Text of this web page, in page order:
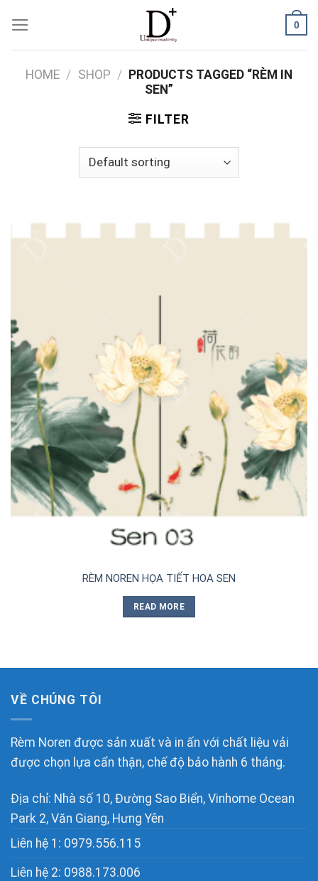
content
0
HOME / SHOP /
PRODUCTS TAGGED “RÈM IN
SEN”
FILTER
RÈM NOREN HỌA TIẾT HOA SEN
READ MORE
VỀ CHÚNG TÔI
Rèm Noren được sản xuất và in ấn với chất liệu vải
được chọn lựa cẩn thận, chế độ bảo hành 6 tháng.
Địa chỉ: Nhà số 10, Đường Sao Biển, Vinhome Ocean
Park 2, Văn Giang, Hưng Yên
Liên hệ 1: 0979.556.115
Liên hệ 2: 0988.173.006